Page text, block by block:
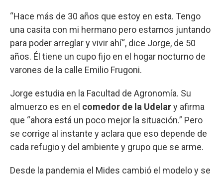
“Hace más de 30 años que estoy en esta. Tengo
una casita con mi hermano pero estamos juntando
para poder arreglar y vivir ahí“, dice Jorge, de 50
años. Él tiene un cupo fijo en el hogar nocturno de
varones de la calle Emilio Frugoni.
Jorge estudia en la Facultad de Agronomía. Su
almuerzo es en el comedor de la Udelary afirma
que “ahora está un poco mejor la situación.” Pero
se corrige al instante y aclara que eso depende de
cada refugio y del ambiente y grupo que se arme.
Desde la pandemia el Mides cambió el modelo y se